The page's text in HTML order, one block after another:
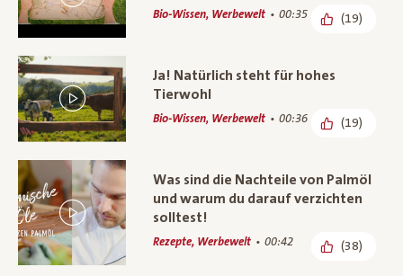
Bio-Wissen, Werbewelt 00:35 (19)
Ja! Natürlich steht für hohes
Tierwohl
Bio-Wissen, Werbewelt 00:36 (19)
Was sind die Nachteile von Palmöl
und warum du darauf verzichten
solltest!
Rezepte, Werbewelt 00:42 (38)